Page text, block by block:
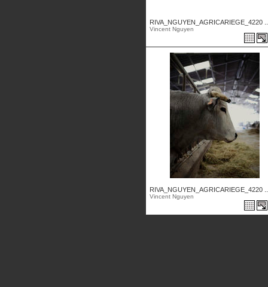
RIVA_NGUYEN_AGRICARIEGE_4220
Vincent Nguyen
RIVA_NGUYEN_AGRICARIEGE_4220
Vincent Nguyen